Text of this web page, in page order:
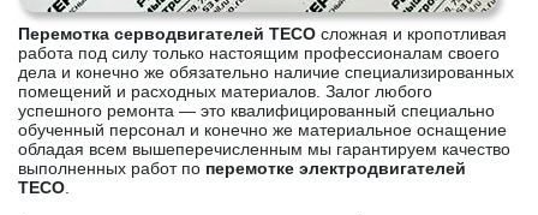
Перемотка серводвигателей TECO сложная и кропотливая
работа под силу только настоящим профессионалам своего
дела и конечно же обязательно наличие специализированных
помещений и расходных материалов. Залог любого
успешного ремонта — это квалифицированный специально
обученный персонал и конечно же материальное оснащение
обладая всем вышеперечисленным мы гарантируем качество
выполненных работ по перемотке электродвигателей
TECO